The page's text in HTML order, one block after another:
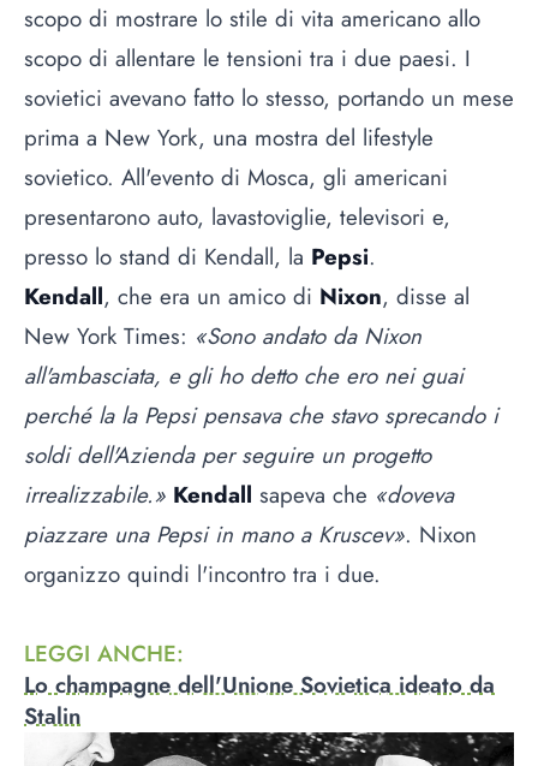
scopo di mostrare lo stile di vita americano allo
scopo di allentare le tensioni tra i due paesi. I
sovietici avevano fatto lo stesso, portando un mese
prima a New York, una mostra del lifestyle
sovietico. All'evento di Mosca, gli americani
presentarono auto, lavastoviglie, televisori e,
presso lo stand di Kendall, la Pepsi.
Kendall, che era un amico di Nixon, disse al
New York Times: «Sono andato da Nixon
all'ambasciata, e gli ho detto che ero nei guai
perché la la Pepsi pensava che stavo sprecando i
soldi dell'Azienda per seguire un progetto
irrealizzabile.» Kendall sapeva che «doveva
piazzare una Pepsi in mano a Kruscev». Nixon
organizzo quindi l'incontro tra i due.
LEGGI ANCHE:
Lo champagne dell'Unione Sovietica ideato da
Stalin